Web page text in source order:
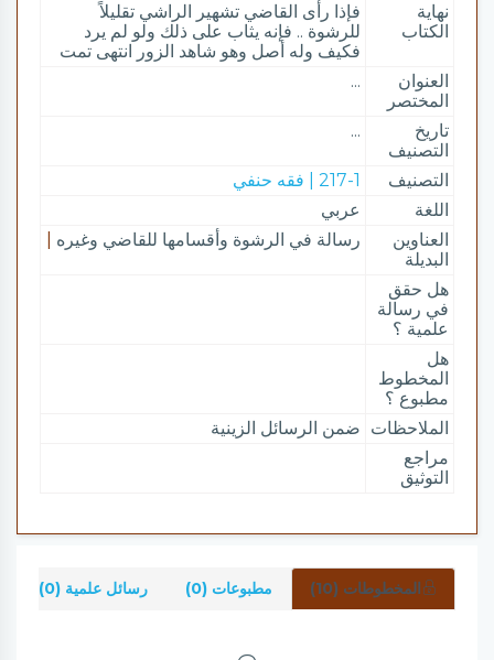
نهاية
الكتاب
فإذا رأى القاضي تشهير الراشي تقليلاً
للرشوة .. فإنه يثاب على ذلك ولو لم يرد
فكيف وله أصل وهو شاهد الزور انتهى تمت
العنوان
المختصر
...
تاريخ
التصنيف
...
التصنيف
217-1 | فقه حنفي
اللغة
عربي
العناوين
البديلة
رسالة في الرشوة وأقسامها للقاضي وغيره
هل حقق
في رسالة
علمية ؟
هل
المخطوط
مطبوع ؟
الملاحظات ضمن الرسائل الزينية
مراجع
التوثيق
المخطوطات (10) مطبوعات (0) رسائل علمية (0)